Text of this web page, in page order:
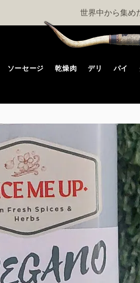
世界中から集め
ソーセージ 乾燥肉 デリ パイ